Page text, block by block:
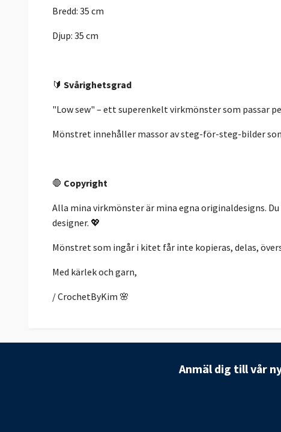
Bredd: 35 cm
Djup: 35 cm
🔰 Svårighetsgrad
"Low sew" – ett superenkelt virkmönster som passar
Mönstret innehåller massor av steg-för-steg-bilder
🛑 Copyright
Alla mina virkmönster är mina egna originaldesigns.
designer. 💖
Mönstret som ingår i kitet får inte kopieras, delas,
Med kärlek och garn,
/ CrochetByKim 🌸
Anmäl dig till vår